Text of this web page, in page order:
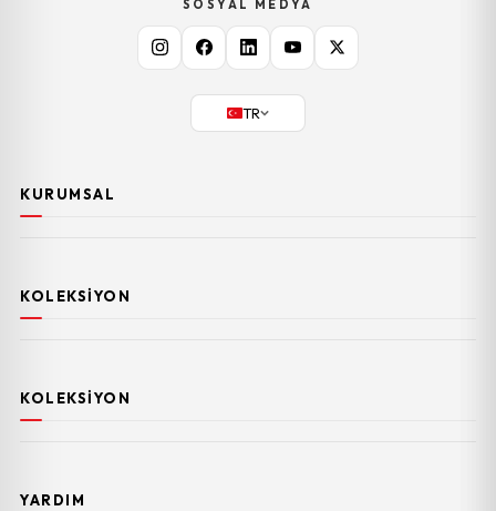
SOSYAL MEDYA
TR
KURUMSAL
KOLEKSIYON
KOLEKSIYON
YARDIM